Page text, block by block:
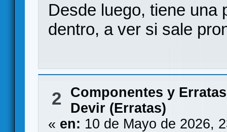
Desde luego, tiene una
dentro, a ver si sale
2 Componentes y Erratas
Devir (Erratas)
« en: 10 de Mayo de 2026,